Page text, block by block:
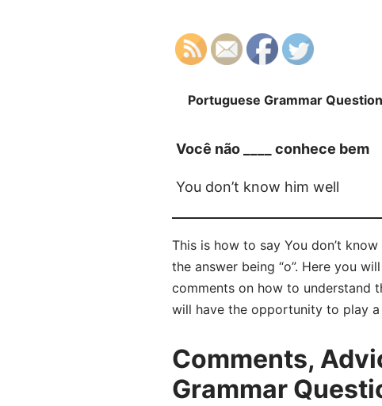
Portuguese Grammar Question
Você não ____ conhece bem
You don’t know him well
This is how to say You don’t
the answer being “o”. Here you
comments on how to understand
will have the opportunity to play
Comments,
Grammar